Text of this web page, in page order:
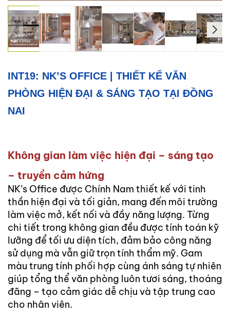
Thô
Xây
Dựng
Phần
Thiện
HỖ
PHÁP
ÁN
NAM
TIN
TỨC
-
SỰ
KIỆN
Tin
Tức
Khuyến
Mãi
INT19: NK’S OFFICE | THIẾT KẾ VĂN
PHÒNG HIỆN ĐẠI & SÁNG TẠO TẠI ĐỒNG
NAI
Không gian làm việc hiện đại – sáng tạo
– truyền cảm hứng
NK’s Office được Chính Nam thiết kế với tinh
thần hiện đại và tối giản, mang đến môi trường
làm việc mở, kết nối và đầy năng lượng. Từng
chi tiết trong không gian đều được tính toán kỹ
lưỡng để tối ưu diện tích, đảm bảo công năng
sử dụng mà vẫn giữ trọn tính thẩm mỹ. Gam
màu trung tính phối hợp cùng ánh sáng tự nhiên
giúp tổng thể văn phòng luôn tươi sáng, thoáng
đãng – tạo cảm giác dễ chịu và tập trung cao
cho nhân viên.